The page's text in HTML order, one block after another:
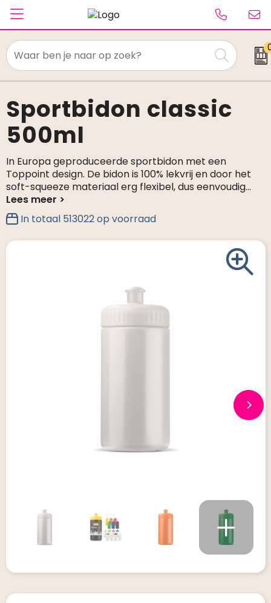
Textiel
Caps & Beanies
Tassen
Drinkwaren
Elektronica & gadgets
Sportbidon classic
500ml
In Europa geproduceerde sportbidon met een
Toppoint design. De bidon is 100% lekvrij en door het
soft-squeeze materiaal erg flexibel, dus eenvoudig...
In totaal 513022op voorraad